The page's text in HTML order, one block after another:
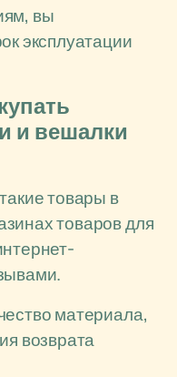
вы
эксплуатации
и вешалки
товары в
товаров для
материала,
возврата